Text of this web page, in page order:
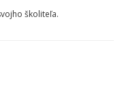
školiteľa.